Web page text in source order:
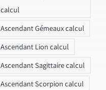
calcul
Ascendant Gémeaux calcul
Ascendant Lion calcul
Ascendant Sagittaire calcul
Ascendant Scorpion calcul